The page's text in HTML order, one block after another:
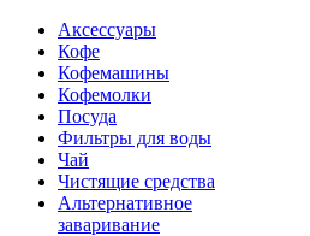
Аксессуары
Кофе
Кофемашины
Кофемолки
Посуда
Фильтры для воды
Чай
Чистящие средства
Альтернативное
заваривание